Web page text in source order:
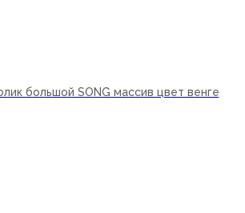
большой SONG массив цвет венге